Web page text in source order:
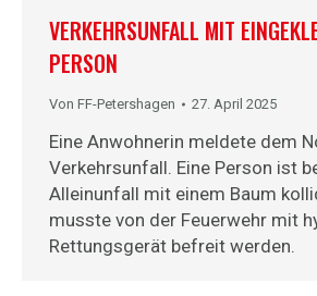
VERKEHRSUNFALL MIT
PERSON
Von FF-Petershagen 27. April 2025
Eine Anwohnerin meldete dem
Verkehrsunfall. Eine Person ist
Alleinunfall mit einem Baum
musste von der Feuerwehr mit
Rettungsgerät befreit werden.